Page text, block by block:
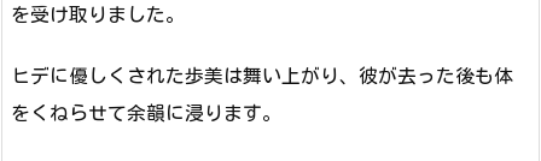
を受け取りました。
ヒデに優しくされた歩美は舞い上がり、彼が去った後も体
をくねらせて余韻に浸ります。